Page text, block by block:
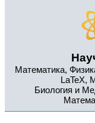
Математика,
LaTeX,
Биология и